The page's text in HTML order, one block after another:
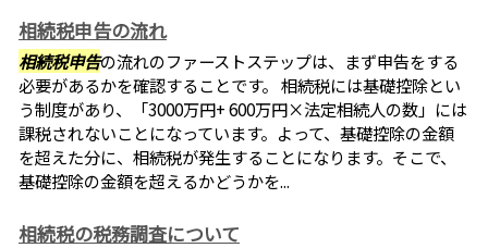
相続税申告の流れ
相続税申告の流れのファーストステップは、まず申告をする
必要があるかを確認することです。 相続税には基礎控除とい
う制度があり、「3000万円+ 600万円×法定相続人の数」には
課税されないことになっています。よって、基礎控除の金額
を超えた分に、相続税が発生することになります。そこで、
基礎控除の金額を超えるかどうかを...
相続税の税務調査について